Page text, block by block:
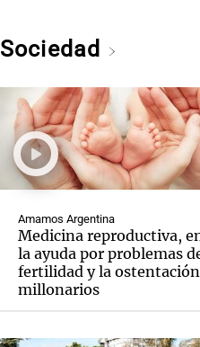
Sociedad
Amamos Argentina
Medicina reproductiva,
la ayuda por problemas
fertilidad y la
millonarios